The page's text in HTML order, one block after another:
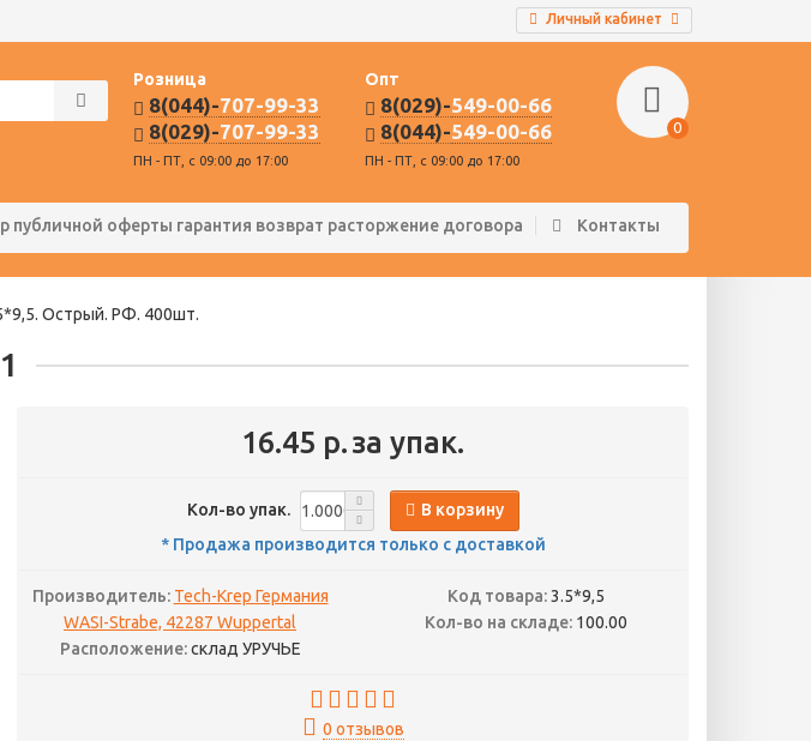
Личный кабинет
Розница
8(044)-707-99-33
8(029)-707-99-33
ПН - ПТ, с 09:00 до 17:00
Опт
8(029)-549-00-66
8(044)-549-00-66
ПН - ПТ, с 09:00 до 17:00
0
публичной оферты гарантия возврат расторжение договора Контакты
Острый. РФ. 400шт.
16.45 р.за упак.
Кол-во упак.
В корзину
* Продажа производится только с доставкой
Производитель: Tech-Krep Германия
WASI-Strabe, 42287 Wuppertal
Код товара: 3.5*9,5
Кол-во на складе:100.00
Расположение:склад УРУЧЬЕ
0 отзывов